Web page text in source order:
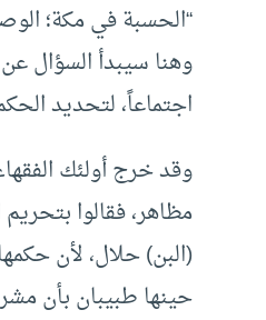
“الحسبة في مكة؛
وهنا سيبدأ السؤال
اجتماعاً، لتحديد
وقد خرج أولئك
مظاهر، فقالوا
(البن) حلال، لأن
حينها طبيبان بأن